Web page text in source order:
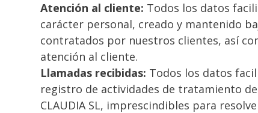
Atención al cliente: Todos los datos
carácter personal, creado y mantenido
contratados por nuestros clientes, así
atención al cliente.
Llamadas recibidas: Todos los datos
registro de actividades de tratamiento
CLAUDIA SL, imprescindibles para